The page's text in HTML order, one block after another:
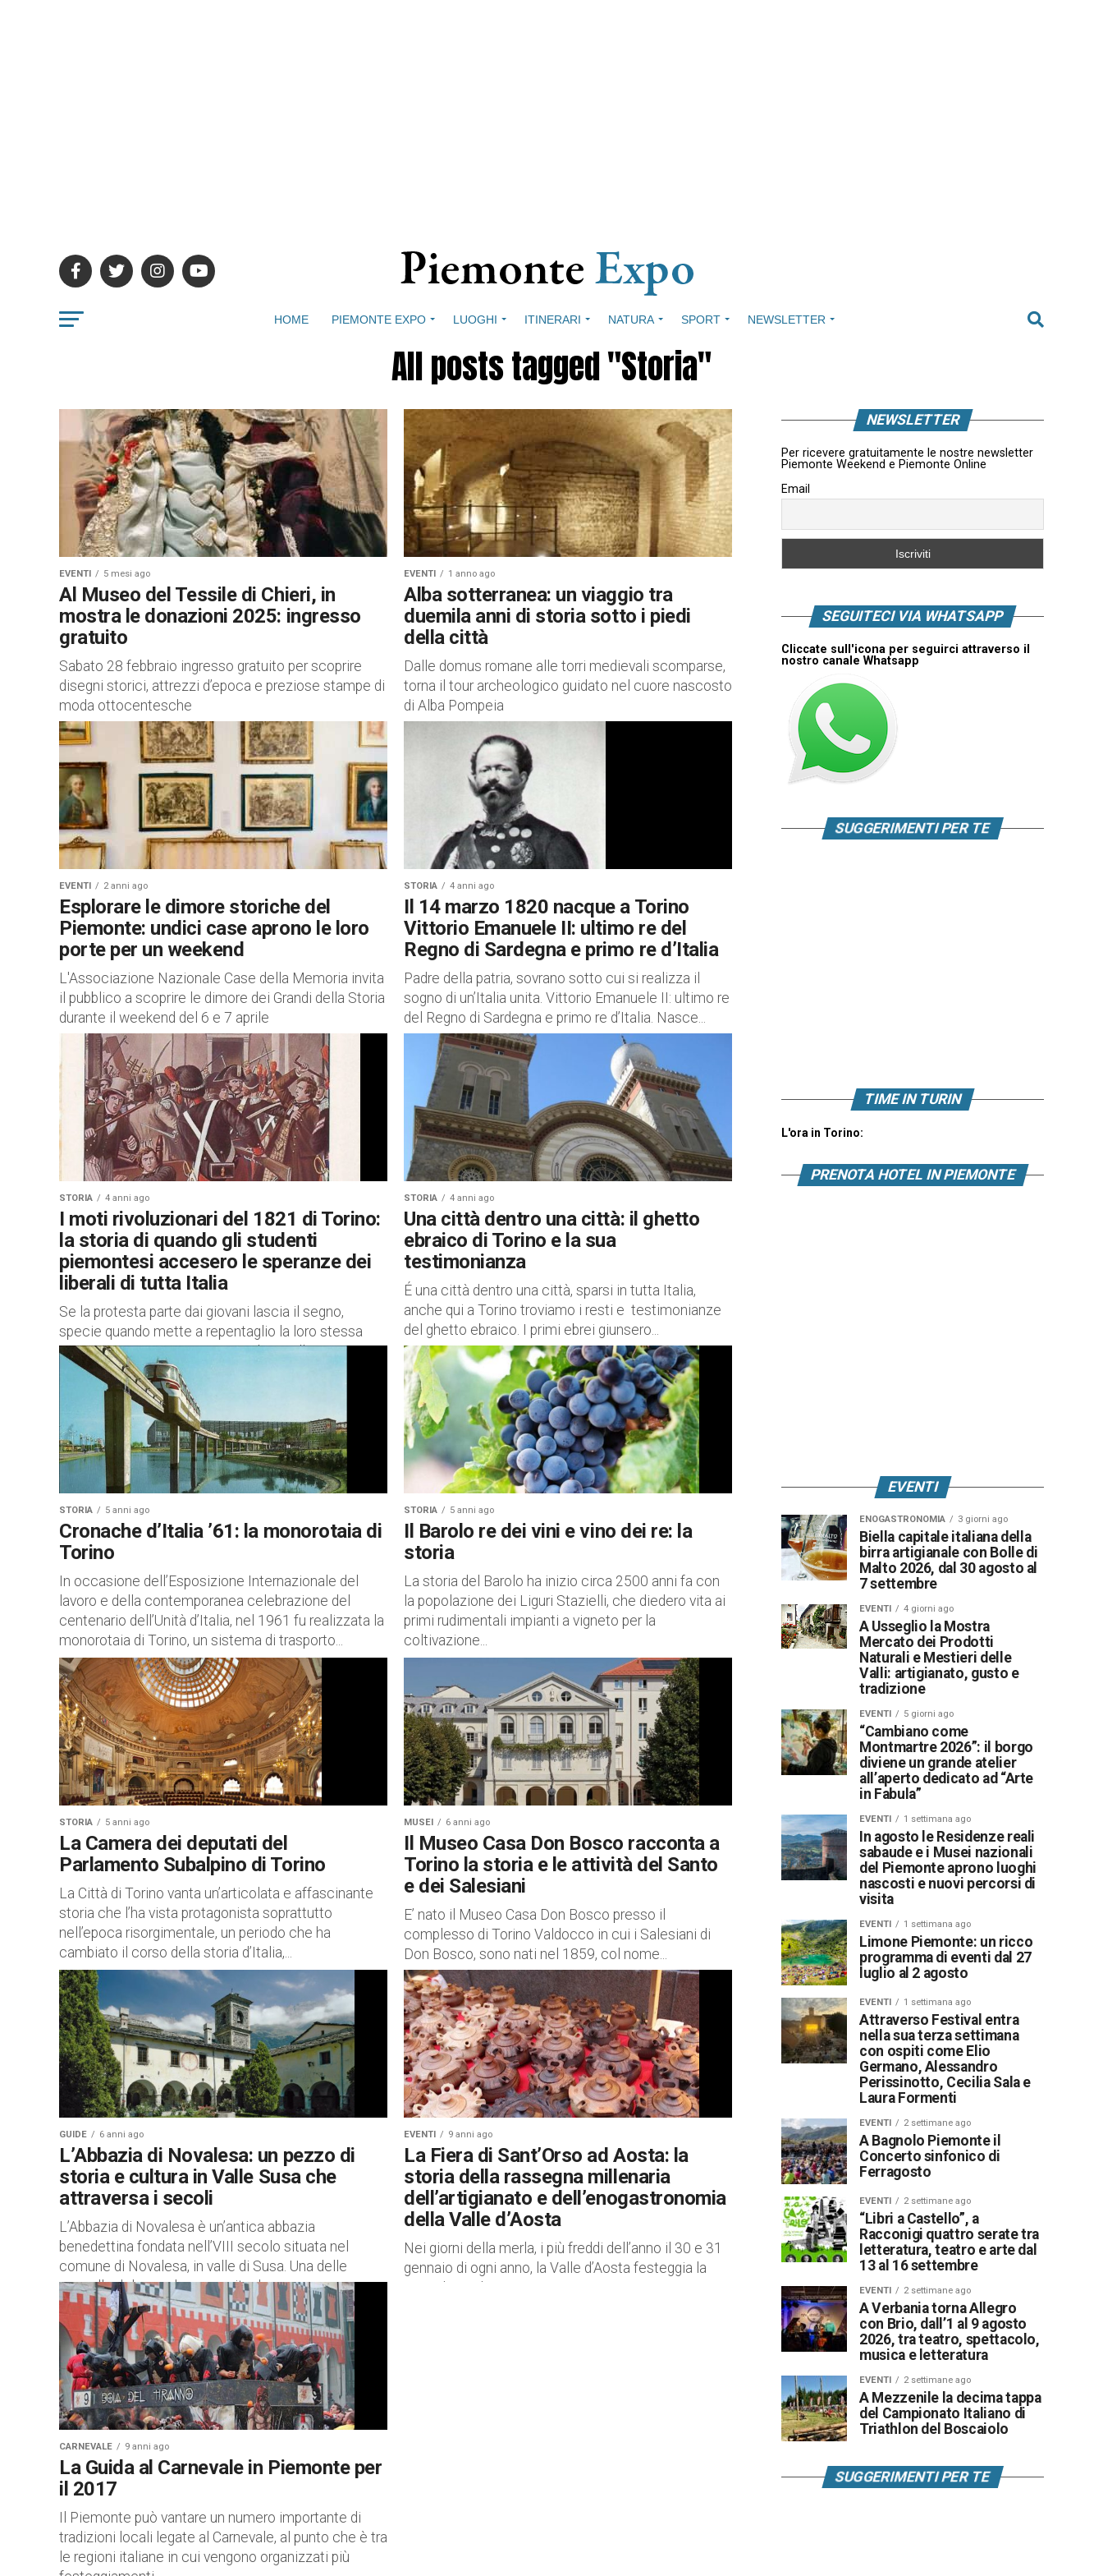
HOME PIEMONTE EXPO LUOGHI ITINERARI NATURA SPORT NEWSLETTER
All posts tagged "Storia"
EVENTI 5 mesi ago
Al Museo del Tessile di Chieri, in
mostra le donazioni 2025: ingresso
gratuito
Sabato 28 febbraio ingresso gratuito per scoprire
disegni storici, attrezzi d’epoca e preziose stampe di
moda ottocentesche
EVENTI 1 anno ago
Alba sotterranea: un viaggio tra
duemila anni di storia sotto i piedi
della città
Dalle domus romane alle torri medievali scomparse,
torna il tour archeologico guidato nel cuore nascosto
di Alba Pompeia
EVENTI 2 anni ago
Esplorare le dimore storiche del
Piemonte: undici case aprono le loro
porte per un weekend
L'Associazione Nazionale Case della Memoria invita
il pubblico a scoprire le dimore dei Grandi della Storia
durante il weekend del 6 e 7 aprile
STORIA 4 anni ago
Il 14 marzo 1820 nacque a Torino
Vittorio Emanuele II: ultimo re del
Regno di Sardegna e primo re d’Italia
Padre della patria, sovrano sotto cui si realizza il
sogno di un’Italia unita. Vittorio Emanuele II: ultimo re
del Regno di Sardegna e primo re d’Italia. Nasce...
STORIA 4 anni ago
I moti rivoluzionari del 1821 di Torino:
la storia di quando gli studenti
piemontesi accesero le speranze dei
liberali di tutta Italia
Se la protesta parte dai giovani lascia il segno,
specie quando mette a repentaglio la loro stessa
vita e assesta uno scossone politico alle istituzioni
STORIA 4 anni ago
Una città dentro una città: il ghetto
ebraico di Torino e la sua
testimonianza
É una città dentro una città, sparsi in tutta Italia,
anche qui a Torino troviamo i resti e testimonianze
del ghetto ebraico. I primi ebrei giunsero...
STORIA 5 anni ago
Cronache d’Italia ’61: la monorotaia di
Torino
In occasione dell’Esposizione Internazionale del
lavoro e della contemporanea celebrazione del
centenario dell’Unità d’Italia, nel 1961 fu realizzata la
monorotaia di Torino, un sistema di trasporto...
STORIA 5 anni ago
Il Barolo re dei vini e vino dei re: la
storia
La storia del Barolo ha inizio circa 2500 anni fa con
la popolazione dei Liguri Stazielli, che diedero vita ai
primi rudimentali impianti a vigneto per la
coltivazione...
STORIA 5 anni ago
La Camera dei deputati del
Parlamento Subalpino di Torino
La Città di Torino vanta un’articolata e affascinante
storia che l’ha vista protagonista soprattutto
nell’epoca risorgimentale, un periodo che ha
cambiato il corso della storia d’Italia,...
MUSEI 6 anni ago
Il Museo Casa Don Bosco racconta a
Torino la storia e le attività del Santo
e dei Salesiani
E’ nato il Museo Casa Don Bosco presso il
complesso di Torino Valdocco in cui i Salesiani di
Don Bosco, sono nati nel 1859, col nome...
GUIDE 6 anni ago
L’Abbazia di Novalesa: un pezzo di
storia e cultura in Valle Susa che
attraversa i secoli
L’Abbazia di Novalesa è un’antica abbazia
benedettina fondata nell’VIII secolo situata nel
comune di Novalesa, in valle di Susa. Una delle
cappelle del complesso ospita due...
EVENTI 9 anni ago
La Fiera di Sant’Orso ad Aosta: la
storia della rassegna millenaria
dell’artigianato e dell’enogastronomia
della Valle d’Aosta
Nei giorni della merla, i più freddi dell’anno il 30 e 31
gennaio di ogni anno, la Valle d’Aosta festeggia la
CARNEVALE 9 anni ago
La Guida al Carnevale in Piemonte per
il 2017
Il Piemonte può vantare un numero importante di
tradizioni locali legate al Carnevale, al punto che è tra
le regioni italiane in cui vengono organizzati più
NEWSLETTER
Per ricevere gratuitamente le nostre newsletter
Piemonte Weekend e Piemonte Online
Email
SEGUITECI VIA WHATSAPP
Cliccate sull'icona per seguirci attraverso il
nostro canale Whatsapp
SUGGERIMENTI PER TE
TIME IN TURIN
L'ora in Torino:
PRENOTA HOTEL IN PIEMONTE
EVENTI
ENOGASTRONOMIA 3 giorni ago
Biella capitale italiana della
birra artigianale con Bolle di
Malto 2026, dal 30 agosto al
7 settembre
EVENTI 4 giorni ago
A Usseglio la Mostra
Mercato dei Prodotti
Naturali e Mestieri delle
Valli: artigianato, gusto e
tradizione
EVENTI 5 giorni ago
“Cambiano come
Montmartre 2026”: il borgo
diviene un grande atelier
all’aperto dedicato ad “Arte
in Fabula”
EVENTI 1 settimana ago
In agosto le Residenze reali
sabaude e i Musei nazionali
del Piemonte aprono luoghi
nascosti e nuovi percorsi di
visita
EVENTI 1 settimana ago
Limone Piemonte: un ricco
programma di eventi dal 27
luglio al 2 agosto
EVENTI 1 settimana ago
Attraverso Festival entra
nella sua terza settimana
con ospiti come Elio
Germano, Alessandro
Perissinotto, Cecilia Sala e
Laura Formenti
EVENTI 2 settimane ago
A Bagnolo Piemonte il
Concerto sinfonico di
Ferragosto
EVENTI 2 settimane ago
“Libri a Castello”, a
Racconigi quattro serate tra
letteratura, teatro e arte dal
13 al 16 settembre
EVENTI 2 settimane ago
A Verbania torna Allegro
con Brio, dall’1 al 9 agosto
2026, tra teatro, spettacolo,
musica e letteratura
EVENTI 2 settimane ago
A Mezzenile la decima tappa
del Campionato Italiano di
Triathlon del Boscaiolo
SUGGERIMENTI PER TE